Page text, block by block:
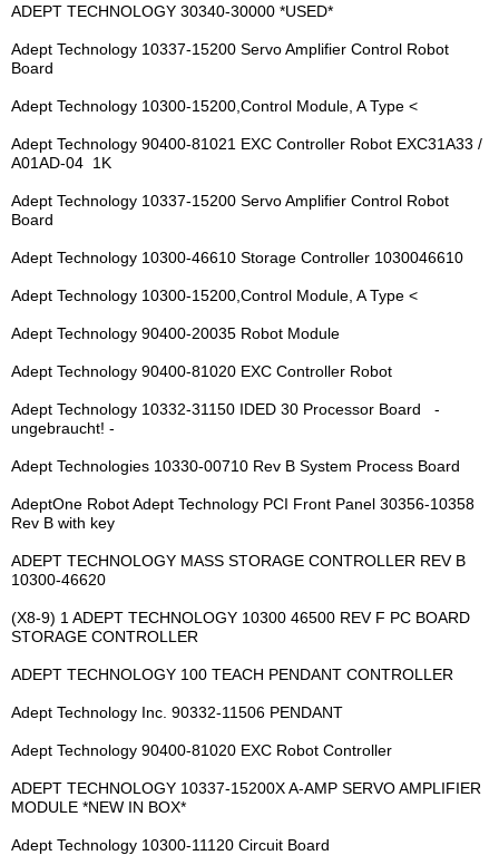
ADEPT TECHNOLOGY 30340-30000 *USED*
Adept Technology 10337-15200 Servo Amplifier Control Robot
Board
Adept Technology 10300-15200,Control Module, A Type <
Adept Technology 90400-81021 EXC Controller Robot EXC31A33 /
A01AD-04 1K
Adept Technology 10337-15200 Servo Amplifier Control Robot
Board
Adept Technology 10300-46610 Storage Controller 1030046610
Adept Technology 10300-15200,Control Module, A Type <
Adept Technology 90400-20035 Robot Module
Adept Technology 90400-81020 EXC Controller Robot
Adept Technology 10332-31150 IDED 30 Processor Board -
ungebraucht! -
Adept Technologies 10330-00710 Rev B System Process Board
AdeptOne Robot Adept Technology PCI Front Panel 30356-10358
Rev B with key
ADEPT TECHNOLOGY MASS STORAGE CONTROLLER REV B
10300-46620
(X8-9) 1 ADEPT TECHNOLOGY 10300 46500 REV F PC BOARD
STORAGE CONTROLLER
ADEPT TECHNOLOGY 100 TEACH PENDANT CONTROLLER
Adept Technology Inc. 90332-11506 PENDANT
Adept Technology 90400-81020 EXC Robot Controller
ADEPT TECHNOLOGY 10337-15200X A-AMP SERVO AMPLIFIER
MODULE *NEW IN BOX*
Adept Technology 10300-11120 Circuit Board